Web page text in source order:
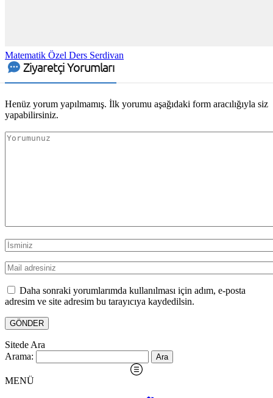
Matematik Özel Ders Serdivan
Ziyaretçi Yorumları
Henüz yorum yapılmamış. İlk yorumu aşağıdaki form aracılığıyla siz
yapabilirsiniz.
Daha sonraki yorumlarımda kullanılması için adım, e-posta
adresim ve site adresim bu tarayıcıya kaydedilsin.
Sitede Ara
Arama:
MENÜ